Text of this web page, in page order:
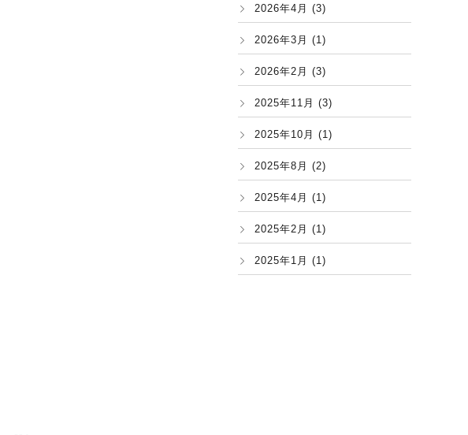
2026年4月 (3)
2026年3月 (1)
2026年2月 (3)
2025年11月 (3)
2025年10月 (1)
2025年8月 (2)
2025年4月 (1)
2025年2月 (1)
2025年1月 (1)